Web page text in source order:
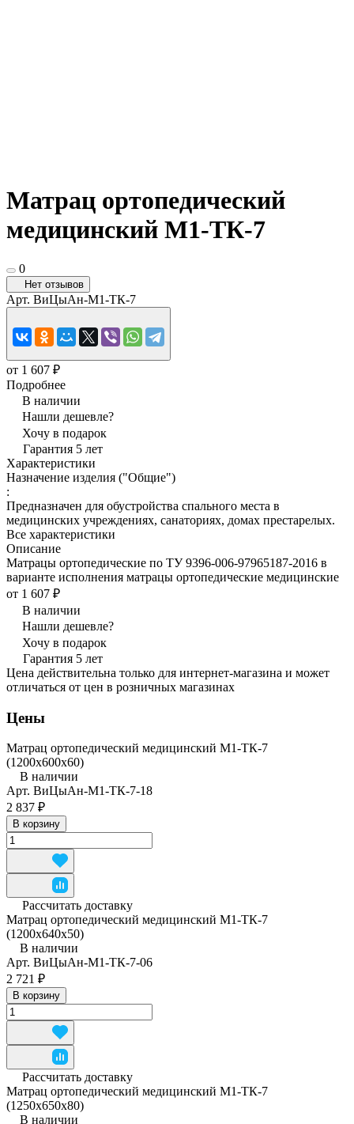
Матрац ортопедический
медицинский М1-ТК-7
0
Нет отзывов
Арт. ВиЦыАн-М1-ТК-7
от 1 607 ₽
Подробнее
В наличии
Нашли дешевле?
Хочу в подарок
Гарантия 5 лет
Характеристики
Назначение изделия ("Общие")
:
Предназначен для обустройства спального места в
медицинских учреждениях, санаториях, домах престарелых.
Все характеристики
Описание
Матрацы ортопедические по ТУ 9396-006-97965187-2016 в
варианте исполнения матрацы ортопедические медицинские
от 1 607 ₽
В наличии
Нашли дешевле?
Хочу в подарок
Гарантия 5 лет
Цена действительна только для интернет-магазина и может
отличаться от цен в розничных магазинах
Цены
Матрац ортопедический медицинский М1-ТК-7
(1200x600x60)
В наличии
Арт. ВиЦыАн-М1-ТК-7-18
2 837 ₽
В корзину
Рассчитать доставку
Матрац ортопедический медицинский М1-ТК-7
(1200x640x50)
В наличии
Арт. ВиЦыАн-М1-ТК-7-06
2 721 ₽
В корзину
Рассчитать доставку
Матрац ортопедический медицинский М1-ТК-7
(1250x650x80)
В наличии